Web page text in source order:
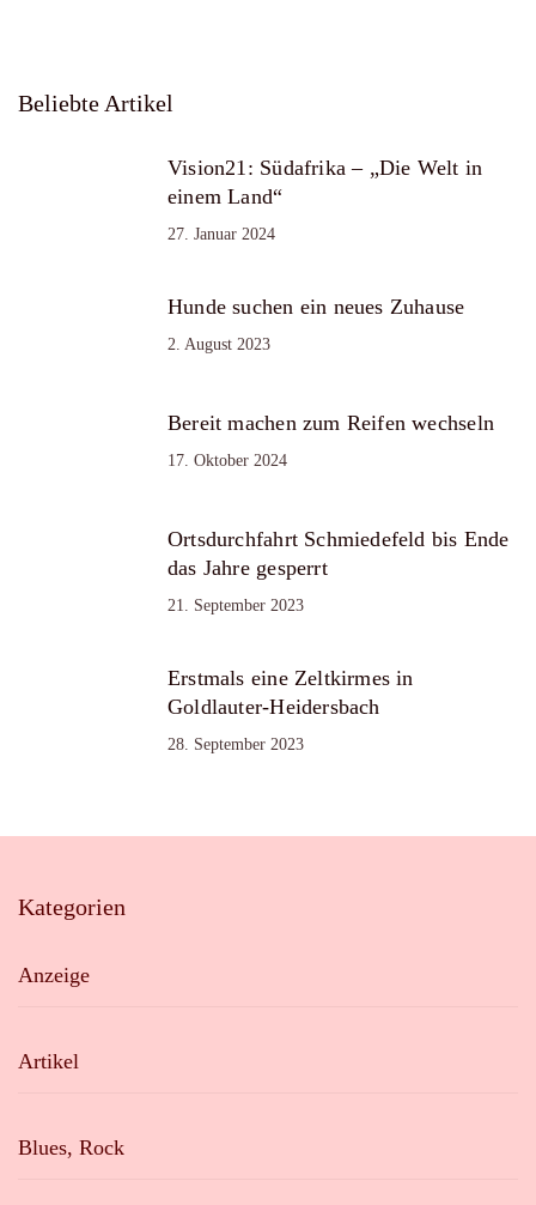
Beliebte Artikel
Vision21: Südafrika – „Die Welt in
einem Land“
27. Januar 2024
Hunde suchen ein neues Zuhause
2. August 2023
Bereit machen zum Reifen wechseln
17. Oktober 2024
Ortsdurchfahrt Schmiedefeld bis Ende
das Jahre gesperrt
21. September 2023
Erstmals eine Zeltkirmes in
Goldlauter-Heidersbach
28. September 2023
Kategorien
Anzeige
Artikel
Blues, Rock